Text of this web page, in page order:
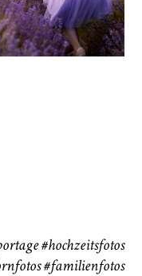
111
#hochzeitsfotos
#familienfotos